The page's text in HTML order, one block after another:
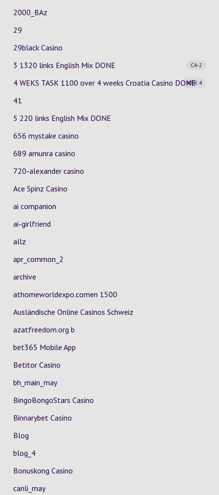
2000_BAz
29
29black Casino
3 1320 links English Mix
CA-2
DONE
4 WEKS TASK 1100 over 4 weeks Croatia Casino
WEK 4
DONE
41
5 220 links English Mix DONE
656 mystake casino
689 amunra casino
720-alexander casino
Ace Spinz Casino
ai companion
ai-girlfriend
allz
apr_common_2
archive
athomeworldexpo.comen 1500
Ausländische Online Casinos Schweiz
azatfreedom.org b
bet365 Mobile App
Betitor Casino
bh_main_may
BingoBongoStars Casino
Binnarybet Casino
Blog
blog_4
Bonuskong Casino
canli_may